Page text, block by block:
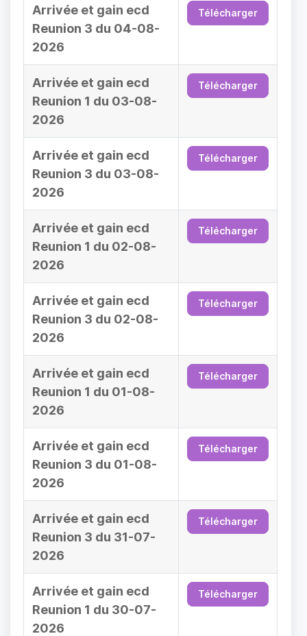
Arrivée et gain ecd
Reunion 3 du 04-08-
2026
Télécharger
Arrivée et gain ecd
Reunion 1 du 03-08-
2026
Télécharger
Arrivée et gain ecd
Reunion 3 du 03-08-
2026
Télécharger
Arrivée et gain ecd
Reunion 1 du 02-08-
2026
Télécharger
Arrivée et gain ecd
Reunion 3 du 02-08-
2026
Télécharger
Arrivée et gain ecd
Reunion 1 du 01-08-
2026
Télécharger
Arrivée et gain ecd
Reunion 3 du 01-08-
2026
Télécharger
Arrivée et gain ecd
Reunion 3 du 31-07-
2026
Télécharger
Arrivée et gain ecd
Reunion 1 du 30-07-
2026
Télécharger